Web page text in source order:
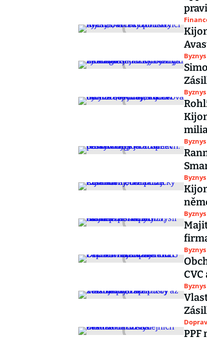
Byznys
Byznys
Byznys
Byznys
Byznys
Byznys
Byznys
PPF